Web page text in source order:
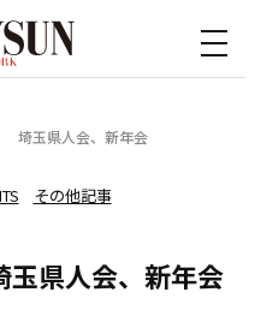
埼玉県人会、新年会
その他記事
県人会、新年会